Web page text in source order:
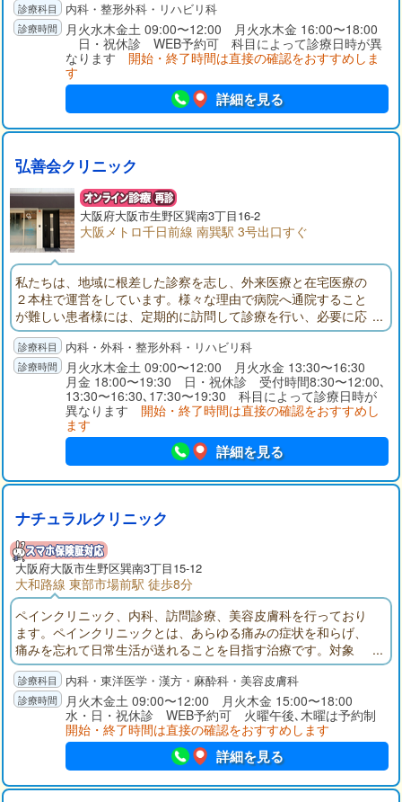
患の外来リハビリを得意とし、術後、退院後リハビリテーショ
ンをしっかりとご提供できます。また、介護施設も運営してい
るため、ご家族の方でご相談希望の方もお気軽にご相談くださ
内科・整形外科・リハビリ科
月火水木金土 09:00〜12:00 月火水木金 16:00〜18:00
日・祝休診 WEB予約可 科目によって診療日時が異
なります 開始・終了時間は直接の確認をおすすめしま
す
詳細を見る
弘善会クリニック
大阪府大阪市生野区巽南3丁目16-2
大阪メトロ千日前線 南巽駅 3号出口すぐ
私たちは、地域に根差した診察を志し、外来医療と在宅医療の
２本柱で運営をしています。様々な理由で病院へ通院すること
が難しい患者様には、定期的に訪問して診療を行い、必要に応
じてクリニックで検査をしていただく在宅医療を提案させてい
ただいています。在宅医療では、ご自宅で、点滴治療やリハビ
リも受けることが可能です。また、ご自宅で最期の時を迎える
ターミナルケアのご要望にも対応しております。
内科・外科・整形外科・リハビリ科
月火水木金土 09:00〜12:00 月火水金 13:30〜16:30
月金 18:00〜19:30 日・祝休診 受付時間8:30〜12:00､
13:30〜16:30､17:30〜19:30 科目によって診療日時が
異なります 開始・終了時間は直接の確認をおすすめし
ます
詳細を見る
ナチュラルクリニック
大阪府大阪市生野区巽南3丁目15-12
大和路線 東部市場前駅 徒歩8分
ペインクリニック、内科、訪問診療、美容皮膚科を行っており
ます。ペインクリニックとは、あらゆる痛みの症状を和らげ、
痛みを忘れて日常生活が送れることを目指す治療です。対象
は、首・肩の痛み、頭痛、腰痛、膝痛等多岐にわたります。一
般的な内科や、ご自宅へ往診する訪問診療にも力を入れており
ます。美容皮膚科では、シミやたるみなどの機械治療や、ヒア
ルロン酸注射やボトックス注射などのプチ整形も行っておりま
内科・東洋医学・漢方・麻酔科・美容皮膚科
月火木金土 09:00〜12:00 月火木金 15:00〜18:00
水・日・祝休診 WEB予約可 火曜午後､木曜は予約制
開始・終了時間は直接の確認をおすすめします
詳細を見る